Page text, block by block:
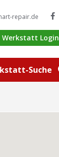
Suche
repair.de
Werkstatt Login